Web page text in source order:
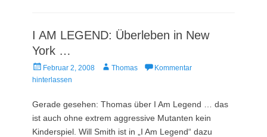
I AM LEGEND: Überleben in New
York …
Veröffentlicht
am
Februar 2, 2008 AutorThomas
Kommentar
hinterlassen
Gerade gesehen: Thomas über I Am Legend … das
ist auch ohne extrem aggressive Mutanten kein
Kinderspiel. Will Smith ist in „I Am Legend“ dazu